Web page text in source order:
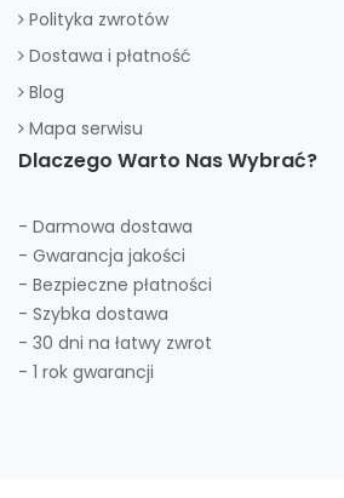
Polityka zwrotów
Dostawa i płatność
Blog
Mapa serwisu
Dlaczego Warto Nas Wybrać?
- Darmowa dostawa
- Gwarancja jakości
- Bezpieczne płatności
- Szybka dostawa
- 30 dni na łatwy zwrot
- 1 rok gwarancji